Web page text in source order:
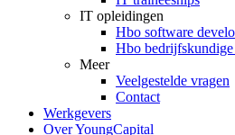
IT opleidingen
Hbo software
Hbo
Meer
Veelgestelde vragen
Contact
Werkgevers
Over YoungCapital